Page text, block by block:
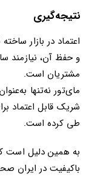
نتیجه‌گیری
اعتماد در بازار
و حفظ آن، نیازمند
مشتریان است.
مای‌تور نه‌تنها
شریک قابل اعتماد
طی کرده است.
به همین دلیل است
باکیفیت در ایران